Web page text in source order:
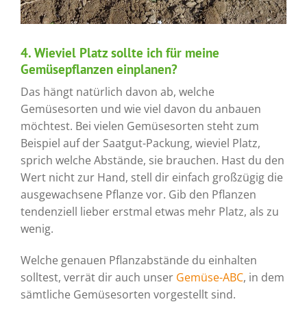
4. Wieviel Platz sollte ich für meine
Gemüsepflanzen einplanen?
Das hängt natürlich davon ab, welche
Gemüsesorten und wie viel davon du anbauen
möchtest. Bei vielen Gemüsesorten steht zum
Beispiel auf der Saatgut-Packung, wieviel Platz,
sprich welche Abstände, sie brauchen. Hast du den
Wert nicht zur Hand, stell dir einfach großzügig die
ausgewachsene Pflanze vor. Gib den Pflanzen
tendenziell lieber erstmal etwas mehr Platz, als zu
wenig.
Welche genauen Pflanzabstände du einhalten
solltest, verrät dir auch unser Gemüse-ABC, in dem
sämtliche Gemüsesorten vorgestellt sind.